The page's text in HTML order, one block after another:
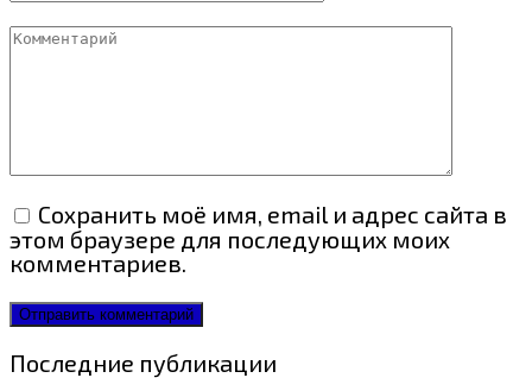
Комментарий
Сохранить моё имя, email и адрес сайта в
этом браузере для последующих моих
комментариев.
Последние публикации